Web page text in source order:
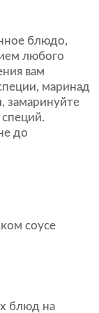
блюдо,
любого
вам
маринад
замаринуйте
до
соусе
блюд на